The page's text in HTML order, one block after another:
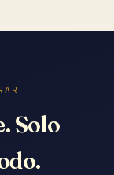
Solo